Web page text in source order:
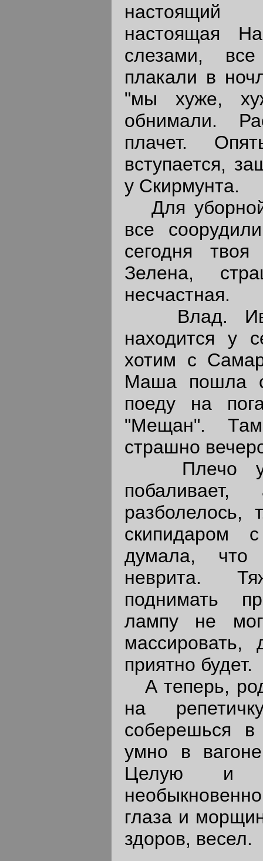
настоящий
настоящая
слезами,
плакали в
"мы хуже,
обнимали.
плачет.
вступается,
у Скирмунта.
Для
все
сегодня твоя
Зелена,
несчастная.
Влад. Ив.
находится у
хотим с
Маша пошла
поеду на
"Мещан".
страшно
Плечо у
разболелось,
скипидаром
думала, что
неврита.
поднимать
лампу не
приятно будет.
А теперь,
на
соберешься
умно в
Целую и
глаза и
здоров, весел.